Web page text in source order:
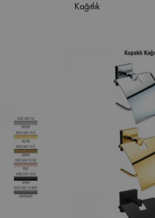
Kağıtlık